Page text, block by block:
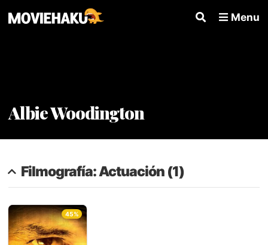
Menu
Albie Woodington
Filmografía: Actuación (1)
45%